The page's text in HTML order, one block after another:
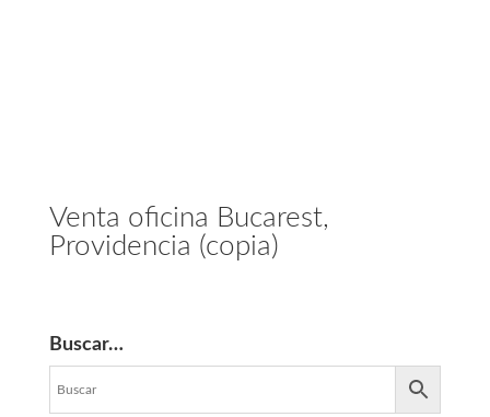
Venta oficina Bucarest,
Providencia (copia)
Buscar…